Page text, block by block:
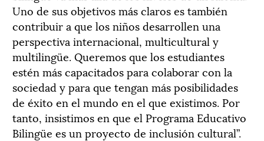
Uno de sus objetivos más claros es también
contribuir a que los niños desarrollen una
perspectiva internacional, multicultural y
multilingüe. Queremos que los estudiantes
estén más capacitados para colaborar con la
sociedad y para que tengan más posibilidades
de éxito en el mundo en el que existimos. Por
tanto, insistimos en que el Programa Educativo
Bilingüe es un proyecto de inclusión cultural”.